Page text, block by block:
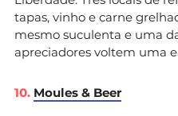
tapas, vinho e carne
mesmo suculenta e uma
apreciadores voltem uma
10. Moules & Beer